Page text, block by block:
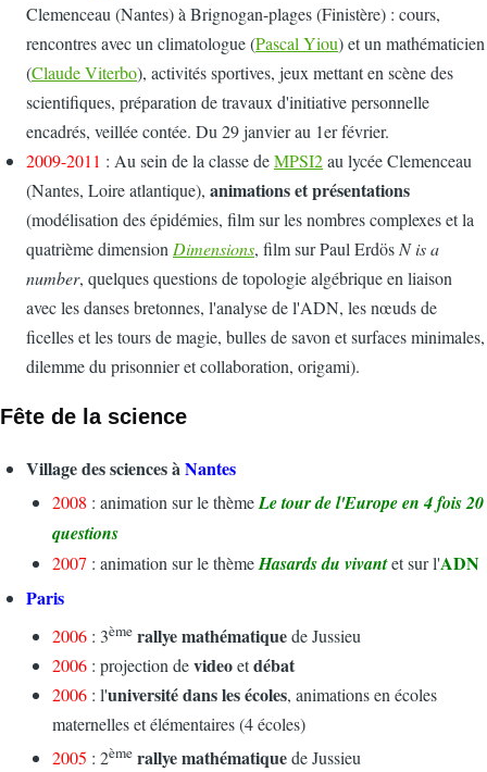
Clemenceau (Nantes) à Brignogan-plages (Finistère) : cours,
rencontres avec un climatologue (Pascal Yiou) et un mathématicien
(Claude Viterbo), activités sportives, jeux mettant en scène des
scientifiques, préparation de travaux d'initiative personnelle
encadrés, veillée contée. Du 29 janvier au 1er février.
2009-2011 : Au sein de la classe deMPSI2au lycée Clemenceau
(Nantes, Loire atlantique), animations et présentations
(modélisation des épidémies, film sur les nombres complexes et la
quatrième dimension Dimensions, film sur Paul Erdös N is a
number, quelques questions de topologie algébrique en liaison
avec les danses bretonnes, l'analyse de l'ADN, les nœuds de
ficelles et les tours de magie, bulles de savon et surfaces minimales,
dilemme du prisonnier et collaboration, origami).
Fête de la science
Village des sciences àNantes
2008 : animation sur le thèmeLe tour de l'Europe en 4 fois 20
questions
2007 : animation sur le thèmeHasards du vivantet sur l'ADN
Paris
2006 : 3ème rallye mathématiquede Jussieu
2006 : projection devideoetdébat
2006 : l'université dans les écoles, animations en écoles
maternelles et élémentaires (4 écoles)
2005 : 2ème rallye mathématiquede Jussieu